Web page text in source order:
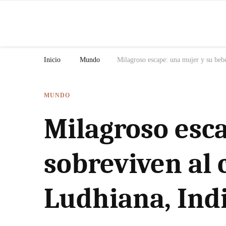
Inicio Mundo Milagroso escape: una mujer y su
MUNDO
Milagroso
sobreviven al
Ludhiana,